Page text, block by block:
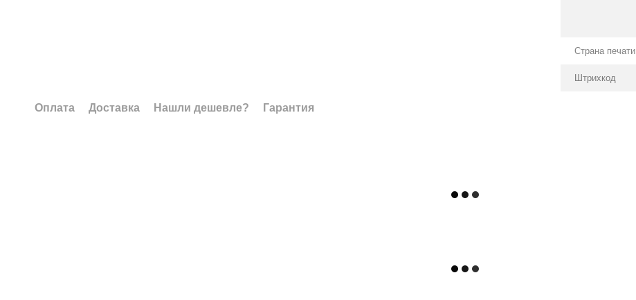
Страна печати
Штрихкод
Оплата Доставка Нашли дешевле? Гарантия